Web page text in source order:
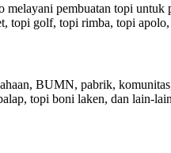
pembuatan topi
topi golf, topi rimba, topi
BUMN, pabrik,
topi boni laken, dan lain-